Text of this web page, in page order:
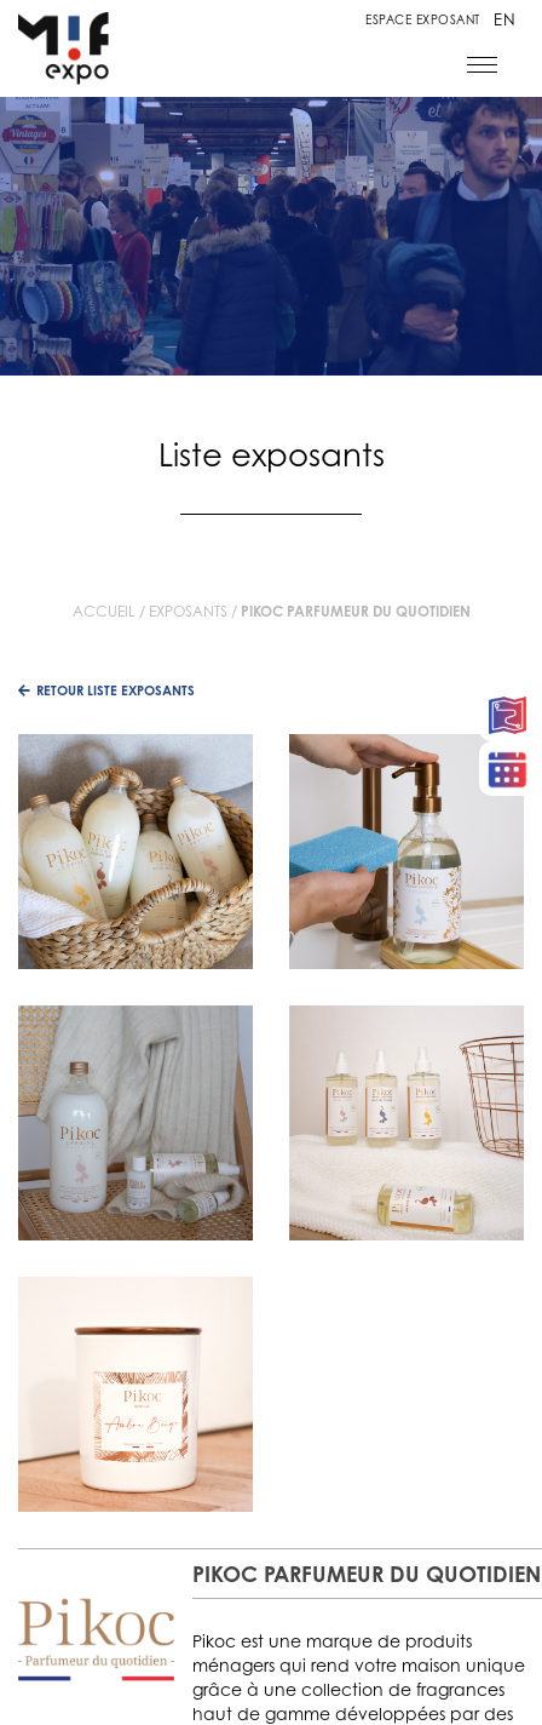
ESPACE EXPOSANT EN
Liste exposants
ACCUEIL / EXPOSANTS / PIKOC PARFUMEUR DU QUOTIDIEN
RETOUR LISTE EXPOSANTS
PIKOC PARFUMEUR DU QUOTIDIEN
Pikoc est une marque de produits
ménagers qui rend votre maison unique
grâce à une collection de fragrances
haut de gamme développées par des